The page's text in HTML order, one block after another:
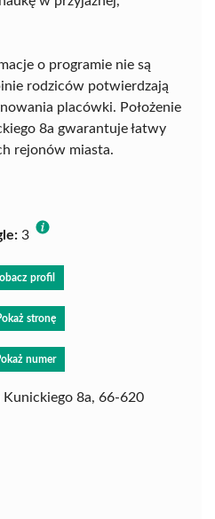
o programie nie są
rodziców potwierdzają
placówki. Położenie
8a gwarantuje łatwy
rejonów miasta.
3
profil
stronę
numer
Kunickiego 8a, 66-620